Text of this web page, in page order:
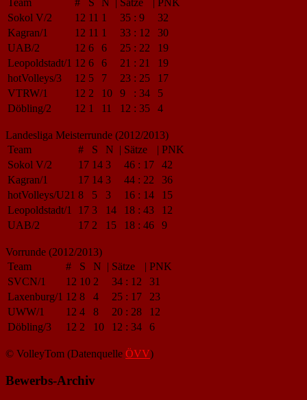
Team
# S N | Sätze | PNK
Sokol V/2
12 11 1 35 : 9
32
Kagran/1
12 11 1 33 : 12
30
UAB/2
12 6 6 25 : 22
19
Leopoldstadt/1 12 6 6 21 : 21
19
hotVolleys/3
12 5 7 23 : 25
17
VTRW/1
12 2 10 9 : 34
5
Döbling/2
12 1 11 12 : 35 4
Landesliga Meisterrunde (2012/2013)
Team
# S N | Sätze | PNK
Sokol V/2
17 14 3 46 : 17
42
Kagran/1
17 14 3 44 : 22
36
hotVolleys/U21 8 5 3 16 : 14
15
Leopoldstadt/1
17 3 14 18 : 43
12
UAB/2
17 2 15 18 : 46 9
Vorrunde (2012/2013)
Team
# S N | Sätze | PNK
SVCN/1
12 10 2 34 : 12
31
Laxenburg/1 12 8 4 25 : 17
23
UWW/1
12 4 8 20 : 28
12
Döbling/3
12 2 10 12 : 34 6
© VolleyTom (Datenquelle ÖVV)
Bewerbs-Archiv